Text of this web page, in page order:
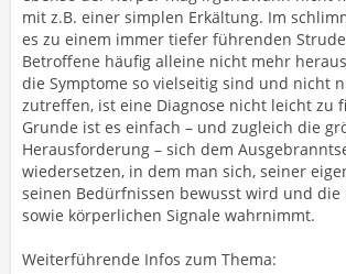
mit z.B. einer simplen Erkältung. Im
es zu einem immer tiefer führenden
Betroffene häufig alleine nicht mehr
die Symptome so vielseitig sind und nicht
zutreffen, ist eine Diagnose nicht leicht zu
Grunde ist es einfach – und zugleich die
Herausforderung – sich dem
wiedersetzen, in dem man sich, seiner
seinen Bedürfnissen bewusst wird und die
sowie körperlichen Signale wahrnimmt.
Weiterführende Infos zum Thema: